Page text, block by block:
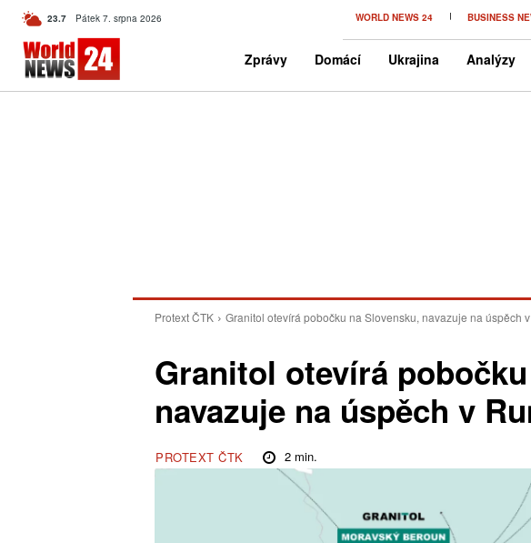
23.7 C Czech
Pátek 7. srpna 2026 WORLD NEWS 24 BUSINESS
Zprávy Domácí Ukrajina Analýzy
Protext ČTK Granitol otevírá pobočku na Slovensku, navazuje na úspěch
Granitol otevírá
navazuje na úspěch v
PROTEXT ČTK 2min.